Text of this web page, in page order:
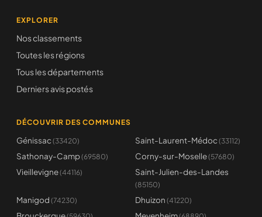
EXPLORER
Nos classements
Toutes les régions
Tous les départements
Derniers avis postés
DÉCOUVRIR DES COMMUNES
Génissac (33420) Saint-Laurent-Médoc (33112)
Sathonay-Camp(69580) Corny-sur-Moselle(57680)
Vieillevigne(44116) Saint-Julien-des-Landes
(85150)
Manigod (74230) Dhuizon (41220)